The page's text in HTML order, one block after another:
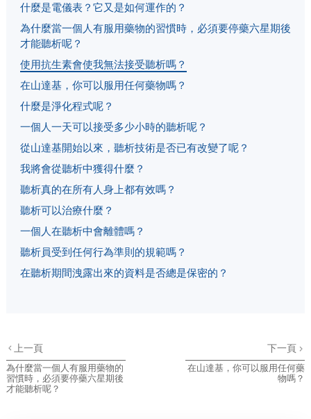
什麼是電儀表？它又是如何運作的？
為什麼當一個人有服用藥物的習慣時，必須要停藥六星期後
才能聽析呢？
使用抗生素會使我無法接受聽析嗎？
在山達基，你可以服用任何藥物嗎？
什麼是淨化程式呢？
一個人一天可以接受多少小時的聽析呢？
從山達基開始以來，聽析技術是否已有改變了呢？
我將會從聽析中獲得什麼？
聽析真的在所有人身上都有效嗎？
聽析可以治療什麼？
一個人在聽析中會離體嗎？
聽析員受到任何行為準則的規範嗎？
在聽析期間洩露出來的資料是否總是保密的？
上一頁
為什麼當一個人有服用藥物的
習慣時，必須要停藥六星期後
才能聽析呢？
下一頁
在山達基，你可以服用任何藥
物嗎？